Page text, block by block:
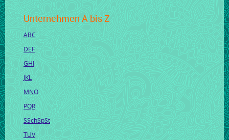
Unternehmen A bis Z
ABC
DEF
GHI
JKL
MNO
PQR
SSchSpSt
TUV